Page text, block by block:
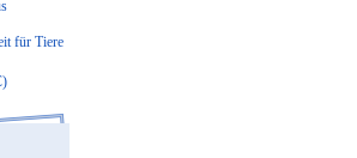
für Tiere